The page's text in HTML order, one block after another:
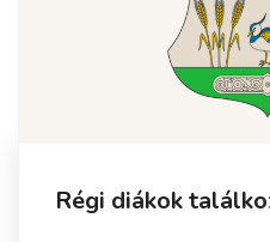
Régi diákok